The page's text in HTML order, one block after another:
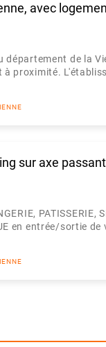
avec
département de la
proximité.
sur axe
en entrée/sortie